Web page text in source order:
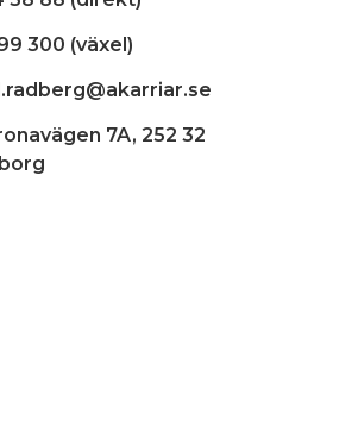
300 (växel)
7A, 252 32